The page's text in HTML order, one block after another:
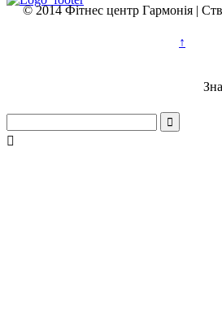
© 2014 Фітнес центр Гармонія |
↑

